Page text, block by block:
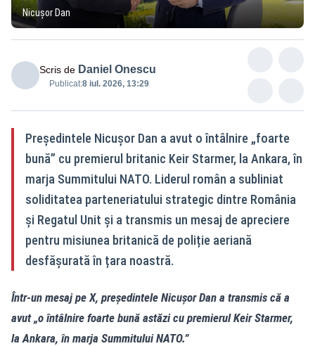
Nicușor Dan
Scris de Daniel Onescu
Publicat:8 iul. 2026, 13:29
Președintele Nicușor Dan a avut o întâlnire „foarte
bună” cu premierul britanic Keir Starmer, la Ankara, în
marja Summitului NATO. Liderul român a subliniat
soliditatea parteneriatului strategic dintre România
și Regatul Unit și a transmis un mesaj de apreciere
pentru misiunea britanică de poliție aeriană
desfășurată în țara noastră.
Într-un mesaj pe X, președintele Nicușor Dan a transmis că a
avut „o întâlnire foarte bună astăzi cu premierul Keir Starmer,
la Ankara, în marja Summitului NATO.”